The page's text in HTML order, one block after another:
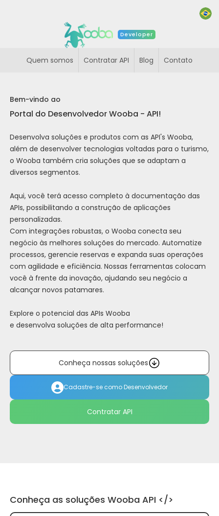
Developer
Quem somos Contratar API Blog Contato
Bem-vindo ao
Portal do Desenvolvedor Wooba - API!
Desenvolva soluções e produtos com as API's Wooba,
além de desenvolver tecnologias voltadas para o turismo,
o Wooba também cria soluções que se adaptam a
diversos segmentos.
Aqui, você terá acesso completo à documentação das
APIs, possibilitando a construção de aplicações
personalizadas.
Com integrações robustas, o Wooba conecta seu
negócio às melhores soluções do mercado. Automatize
processos, gerencie reservas e expanda suas operações
com agilidade e eficiência. Nossas ferramentas colocam
você à frente da inovação, ajudando seu negócio a
alcançar novos patamares.
Explore o potencial das APIs Wooba
e desenvolva soluções de alta performance!
Conheça nossas soluções
Cadastre-se como Desenvolvedor
Contratar API
Conheça as soluções Wooba API </>